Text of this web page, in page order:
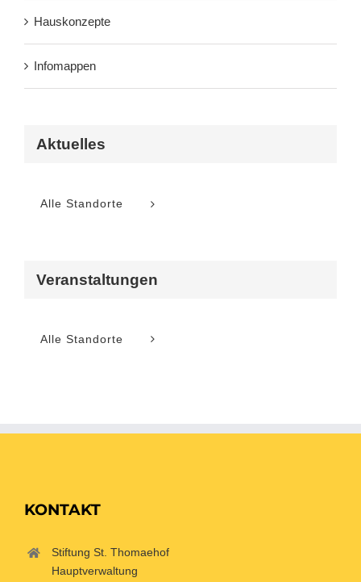
Hauskonzepte
Infomappen
Aktuelles
Alle Standorte
Veranstaltungen
Alle Standorte
KONTAKT
Stiftung St. Thomaehof
Hauptverwaltung